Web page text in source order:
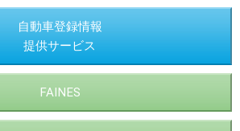
自動車登録情報
提供サービス
FAINES